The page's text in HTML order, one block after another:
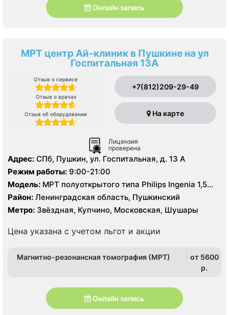
Онлайн запись
МРТ центр Ай-клиник в Пушкине на ул
Госпитальная 13А
Отзыв о сервисе
Отзыв о врачах
Отзыв об оборудовании
+7(812)209-29-49
На карте
Лицензия
проверена
Адрес: СПб, Пушкин, ул. Госпитальная, д. 13 А
Режим работы: 9:00-21:00
Модель: МРТ полуоткрытого типа Philips Ingenia 1,5
Тесла
Район: Ленинградская область, Пушкинский
Метро: Звёздная, Купчино, Московская, Шушары
Цена указана с учетом льгот и акции
Магнитно-резонансная томография (МРТ)
от 5600
p.
Онлайн запись